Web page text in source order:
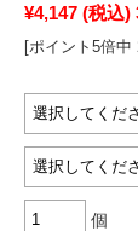
¥4,147 (税込)
[ポイント5倍中
個